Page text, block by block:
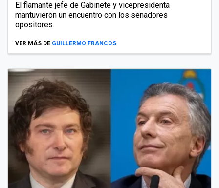
El flamante jefe de Gabinete y vicepresidenta
mantuvieron un encuentro con los senadores
opositores.
VER MÁS DE GUILLERMO FRANCOS